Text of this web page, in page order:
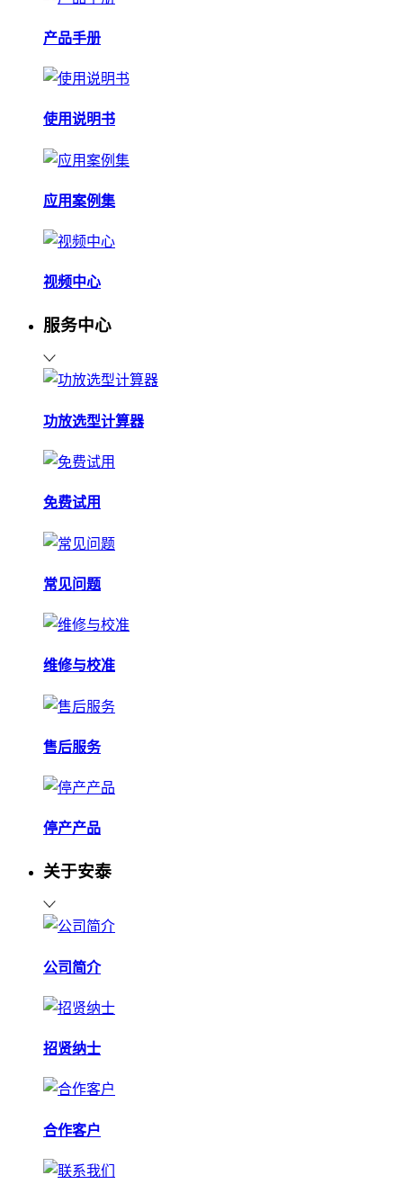
产品手册
使用说明书
应用案例集
视频中心
服务中心
功放选型计算器
免费试用
常见问题
维修与校准
售后服务
停产产品
关于安泰
公司简介
招贤纳士
合作客户